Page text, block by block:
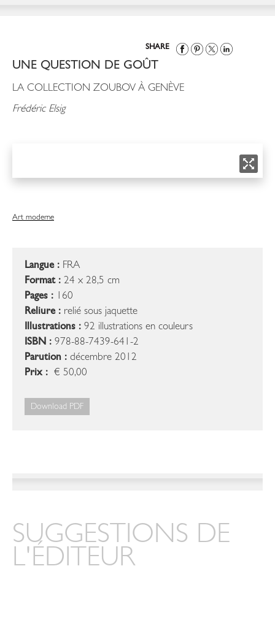
SHARE
UNE QUESTION DE GOÛT
LA COLLECTION ZOUBOV À GENÈVE
Frédéric Elsig
Art moderne
Langue : FRA
Format : 24 x 28,5 cm
Pages : 160
Reliure : relié sous jaquette
Illustrations : 92 illustrations en couleurs
ISBN : 978-88-7439-641-2
Parution : décembre 2012
Prix : € 50,00
Download PDF
SUGGESTIONS DE
L'ÉDITEUR